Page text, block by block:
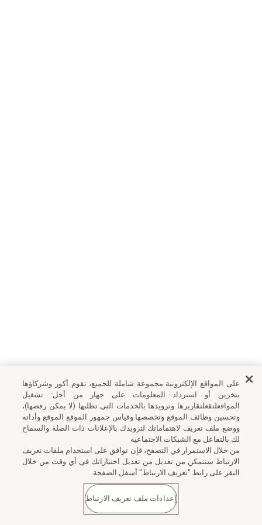
على المواقع الإلكترونية مجموعة شاملة للجميع، تقوم أكور وشركاؤها
بتخزين أو استرداد المعلومات على جهاز من أجل: تشغيل
المواقعلتقعلتقاريرها وتزويدها بالخدمات التي تطلبها (لا يمكن رفضها)،
وتحسين وظائف الموقع وتخصصها وقياس جمهور الموقع الموقع وأداته
ووضع ملف تعريف لاهتماماتك لتزويدك بالإعلانات ذات الصلة والسماح
لك بالتفاعل مع الشبكات الاجتماعية
من خلال الاستمرار في التصفح، فإن توافق على استخدام ملفات تعريف
الارتباط ستتمكن من تعديل من تعديل اختياراتك في أي وقت من خلال
النقر على رابط "تعريف الارتباط" أسفل الصفحة.
إعدادات ملف تعريف الارتباط